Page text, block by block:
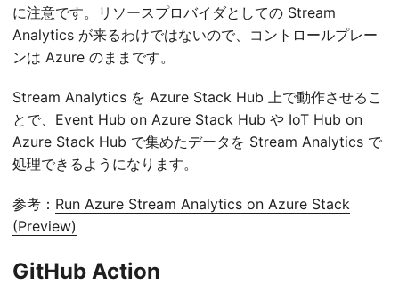
に注意です。リソースプロバイダとしての Stream
Analytics が来るわけではないので、コントロールプレー
ンは Azure のままです。
Stream Analytics を Azure Stack Hub 上で動作させるこ
とで、Event Hub on Azure Stack Hub や IoT Hub on
Azure Stack Hub で集めたデータを Stream Analytics で
処理できるようになります。
参考： Run Azure Stream Analytics on Azure Stack
(Preview)
GitHub Action